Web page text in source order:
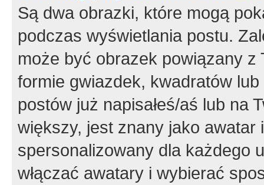
Są dwa obrazki, które mogą
podczas wyświetlania postu.
może być obrazek powiązany z
formie gwiazdek, kwadratów
postów już napisałeś/aś lub na
większy, jest znany jako
spersonalizowany dla każdego
włączać awatary i wybierać